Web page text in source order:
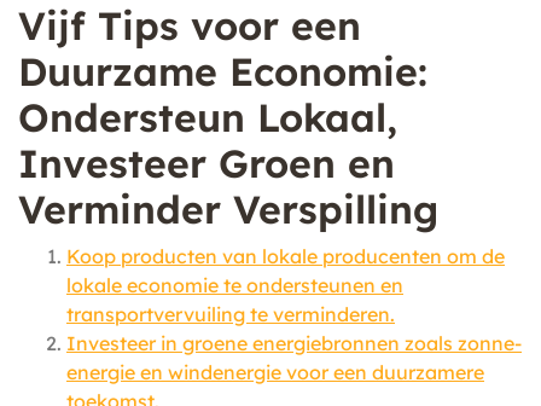
Vijf Tips voor een
Duurzame Economie:
Ondersteun Lokaal,
Investeer Groen en
Verminder Verspilling
Koop producten van lokale producenten om de
lokale economie te ondersteunen en
transportvervuiling te verminderen.
Investeer in groene energiebronnen zoals zonne-
energie en windenergie voor een duurzamere
toekomst.